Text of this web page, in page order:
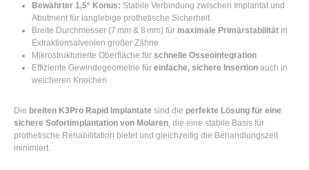
Bewährter 1,5° Konus: Stabile Verbindung zwischen Implantat und
Abutment für langlebige prothetische Sicherheit.
Breite Durchmesser (7 mm & 8 mm) für maximale Primärstabilitätin
Extraktionsalveolen großer Zähne
Mikrostrukturierte Oberfläche für schnelle Osseointegration
Effiziente Gewindegeometrie für einfache, sichere Insertionauch in
weicheren Knochen
Die breiten K3Pro Rapid Implantate sind die perfekte Lösung für eine
sichere Sofortimplantation von Molaren , die eine stabile Basis für
prothetische Rehabilitation bietet und gleichzeitig die Behandlungszeit
minimiert.